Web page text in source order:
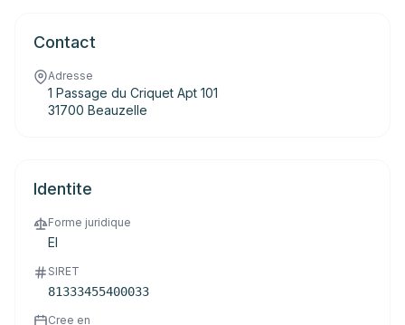
Contact
Adresse
1 Passage du Criquet Apt 101
31700 Beauzelle
Identite
Forme juridique
EI
SIRET
81333455400033
Cree en